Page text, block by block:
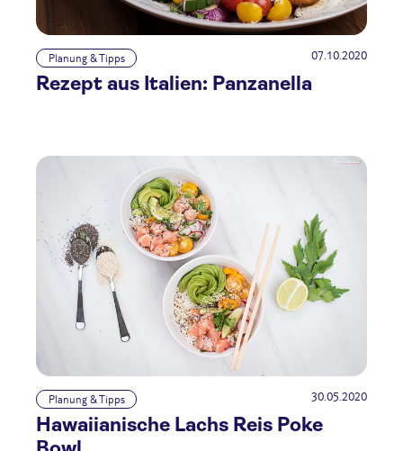
Planung & Tipps 07.10.2020
Rezept aus Italien: Panzanella
Planung & Tipps 30.05.2020
Hawaiianische Lachs Reis Poke